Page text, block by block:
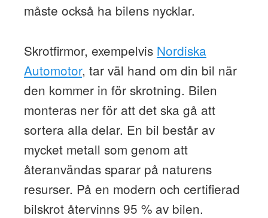
måste också ha bilens nycklar.
Skrotfirmor, exempelvis Nordiska
Automotor, tar väl hand om din bil när
den kommer in för skrotning. Bilen
monteras ner för att det ska gå att
sortera alla delar. En bil består av
mycket metall som genom att
återanvändas sparar på naturens
resurser. På en modern och certifierad
bilskrot återvinns 95 % av bilen.